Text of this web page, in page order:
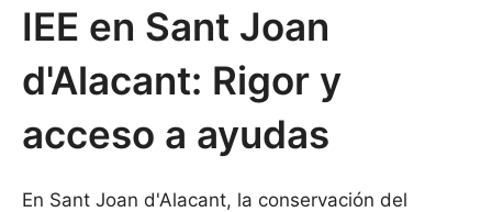
IEE en Sant Joan
d'Alacant: Rigor y
acceso a ayudas
En Sant Joan d'Alacant, la conservación del